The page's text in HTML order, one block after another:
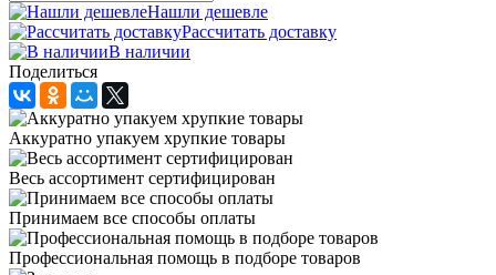
Нашли дешевле
Рассчитать доставку
В наличии
Поделиться
Аккуратно упакуем хрупкие товары
Весь ассортимент сертифицирован
Принимаем все способы оплаты
Профессиональная помощь в подборе товаров